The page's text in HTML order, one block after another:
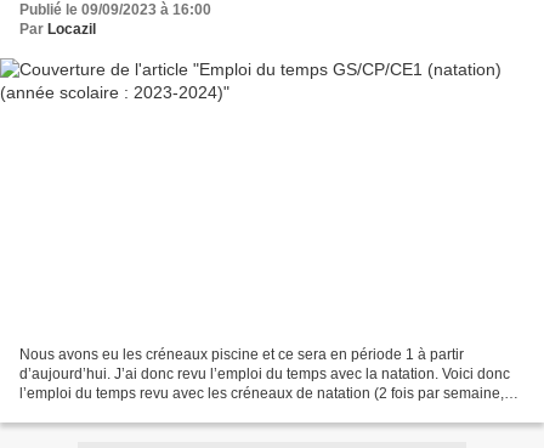
Publié le 09/09/2023 à 16:00
Par Locazil
Nous avons eu les créneaux piscine et ce sera en période 1 à partir
d’aujourd’hui. J’ai donc revu l’emploi du temps avec la natation. Voici donc
l’emploi du temps revu avec les créneaux de natation (2 fois par semaine,